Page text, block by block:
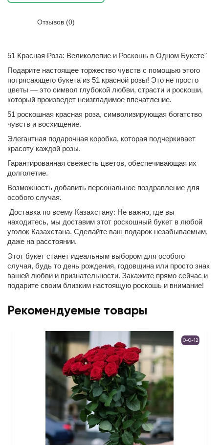
Отзывов (0)
51 Красная Роза: Великолепие и Роскошь в Одном Букете"
Подарите настоящее торжество чувств с помощью этого
потрясающего букета из 51 красной розы! Это не просто
цветы — это символ глубокой любви, страсти и роскоши,
который произведет неизгладимое впечатление.
51 роскошная красная роза, символизирующая богатство
чувств и восхищение.
Элегантная подарочная коробка, которая подчеркивает
красоту каждой розы.
Гарантированная свежесть цветов, обеспечивающая их
долголетие.
Возможность добавить персональное поздравление для
особого случая.
Доставка по всему Казахстану: Не важно, где вы
находитесь, мы доставим этот роскошный букет в любой
уголок Казахстана. Сделайте ваш подарок незабываемым,
даже на расстоянии.
Этот букет станет идеальным выбором для особого
случая, будь то день рождения, годовщина или просто знак
вашей любви и признательности. Закажите прямо сейчас и
подарите своим близким настоящую роскошь и внимание!
Рекомендуемые товары
0-0-12